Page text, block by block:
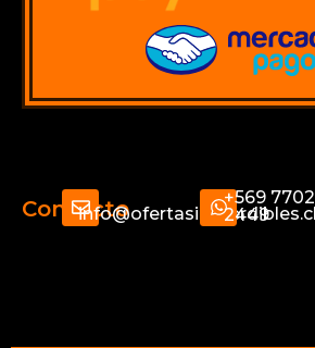
Contactoinfo@ofertasimperdibles.cl
+569 7702
2449